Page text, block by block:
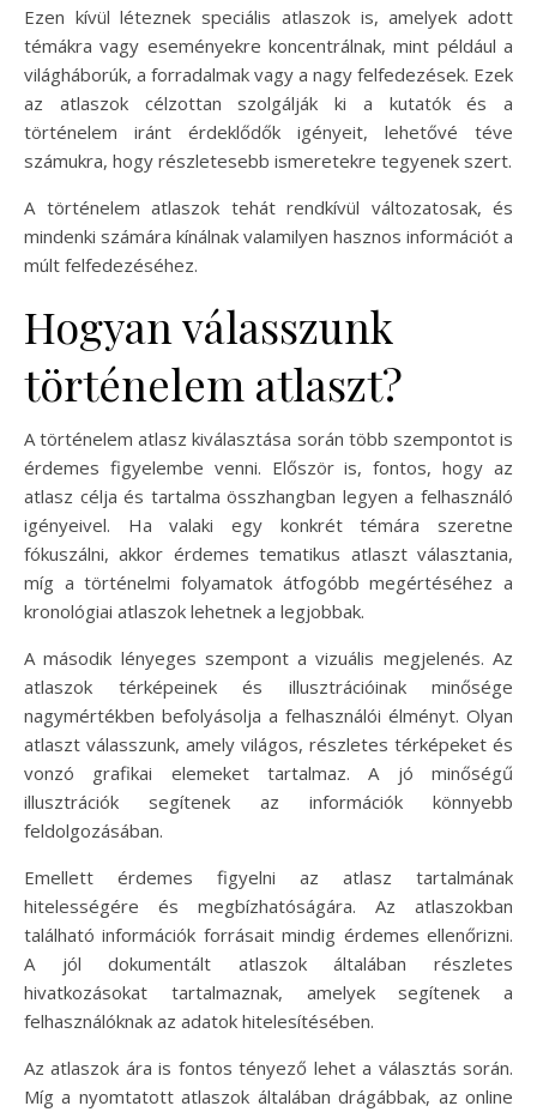
Ezen kívül léteznek speciális atlaszok is, amelyek adott
témákra vagy eseményekre koncentrálnak, mint például a
világháborúk, a forradalmak vagy a nagy felfedezések. Ezek
az atlaszok célzottan szolgálják ki a kutatók és a
történelem iránt érdeklődők igényeit, lehetővé téve
számukra, hogy részletesebb ismeretekre tegyenek szert.
A történelem atlaszok tehát rendkívül változatosak, és
mindenki számára kínálnak valamilyen hasznos információt a
múlt felfedezéséhez.
Hogyan válasszunk
történelem atlaszt?
A történelem atlasz kiválasztása során több szempontot is
érdemes figyelembe venni. Először is, fontos, hogy az
atlasz célja és tartalma összhangban legyen a felhasználó
igényeivel. Ha valaki egy konkrét témára szeretne
fókuszálni, akkor érdemes tematikus atlaszt választania,
míg a történelmi folyamatok átfogóbb megértéséhez a
kronológiai atlaszok lehetnek a legjobbak.
A második lényeges szempont a vizuális megjelenés. Az
atlaszok térképeinek és illusztrációinak minősége
nagymértékben befolyásolja a felhasználói élményt. Olyan
atlaszt válasszunk, amely világos, részletes térképeket és
vonzó grafikai elemeket tartalmaz. A jó minőségű
illusztrációk segítenek az információk könnyebb
feldolgozásában.
Emellett érdemes figyelni az atlasz tartalmának
hitelességére és megbízhatóságára. Az atlaszokban
található információk forrásait mindig érdemes ellenőrizni.
A jól dokumentált atlaszok általában részletes
hivatkozásokat tartalmaznak, amelyek segítenek a
felhasználóknak az adatok hitelesítésében.
Az atlaszok ára is fontos tényező lehet a választás során.
Míg a nyomtatott atlaszok általában drágábbak, az online